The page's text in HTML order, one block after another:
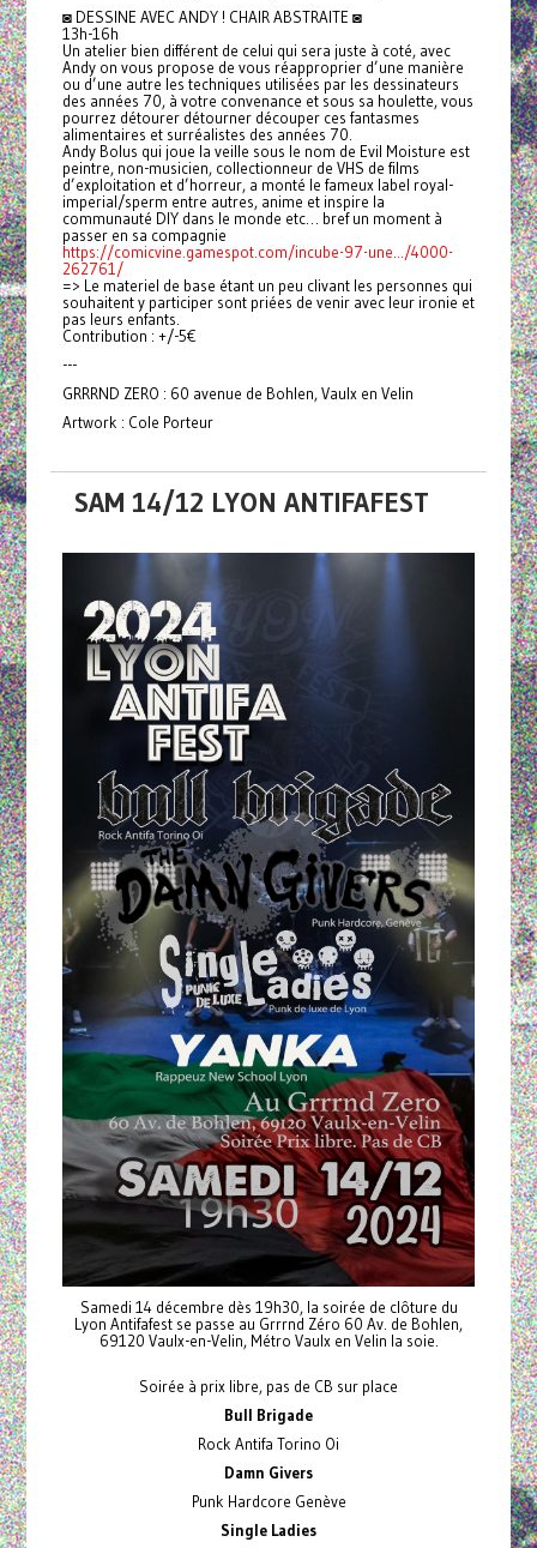
◙ DESSINE AVEC ANDY ! CHAIR ABSTRAITE ◙
13h-16h
Un atelier bien différent de celui qui sera juste à coté, avec
Andy on vous propose de vous réapproprier d’une manière
ou d’une autre les techniques utilisées par les dessinateurs
des années 70, à votre convenance et sous sa houlette, vous
pourrez détourer détourner découper ces fantasmes
alimentaires et surréalistes des années 70.
Andy Bolus qui joue la veille sous le nom de Evil Moisture est
peintre, non-musicien, collectionneur de VHS de films
d’exploitation et d’horreur, a monté le fameux label royal-
imperial/sperm entre autres, anime et inspire la
communauté DIY dans le monde etc… bref un moment à
passer en sa compagnie
https://comicvine.gamespot.com/incube-97-une.../4000-
262761/
=> Le materiel de base étant un peu clivant les personnes qui
souhaitent y participer sont priées de venir avec leur ironie et
pas leurs enfants.
Contribution : +/-5€
---
GRRRND ZERO : 60 avenue de Bohlen, Vaulx en Velin
Artwork : Cole Porteur
SAM 14/12 LYON ANTIFAFEST
Samedi 14 décembre dès 19h30, la soirée de clôture du
Lyon Antifafest se passe au Grrrnd Zéro 60 Av. de Bohlen,
69120 Vaulx-en-Velin, Métro Vaulx en Velin la soie.
Soirée à prix libre, pas de CB sur place
Bull Brigade
Rock Antifa Torino Oi
Damn Givers
Punk Hardcore Genève
Single Ladies